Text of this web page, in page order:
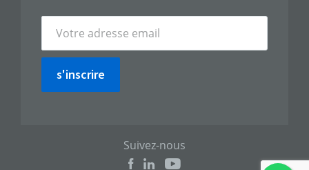
s'inscrire
Suivez-nous